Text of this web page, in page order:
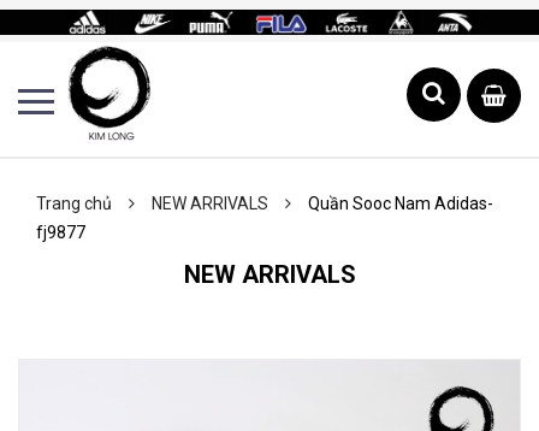
Trang chủ NEW ARRIVALS
Quần Sooc Nam Adidas-
fj9877
NEW ARRIVALS